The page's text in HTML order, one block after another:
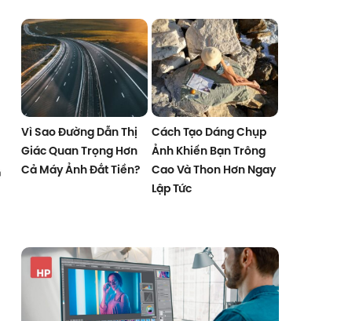
Vì Sao Đường Dẫn Thị
Giác Quan Trọng Hơn
Cả Máy Ảnh Đắt Tiền?
Cách Tạo Dáng Chụp
Ảnh Khiến Bạn Trông
Cao Và Thon Hơn Ngay
Lập Tức